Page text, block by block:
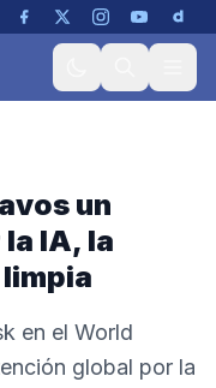
un
IA, la
en el World
global por la